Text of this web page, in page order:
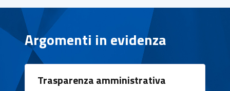
Argomenti in evidenza
Trasparenza amministrativa